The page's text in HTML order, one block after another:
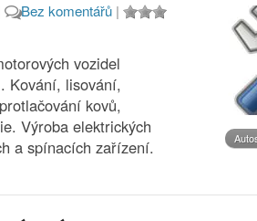
Bez komentářů |
vozidel
Kování, lisování,
kovů,
Výroba elektrických
a spínacích zařízení.